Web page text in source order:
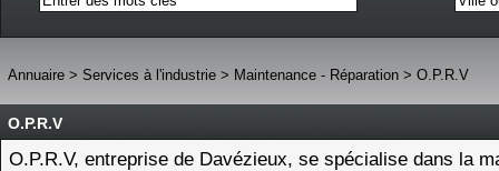
Annuaire > Services à l'industrie > Maintenance - Réparation > O.P.R.V
O.P.R.V
O.P.R.V, entreprise de Davézieux, se spécialise dans la